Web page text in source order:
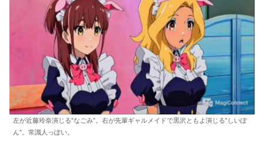
左が近藤玲奈演じる”なごみ”。右が先輩ギャルメイドで黒沢ともよ演じる”しいぽ
ん”。常識人っぽい。